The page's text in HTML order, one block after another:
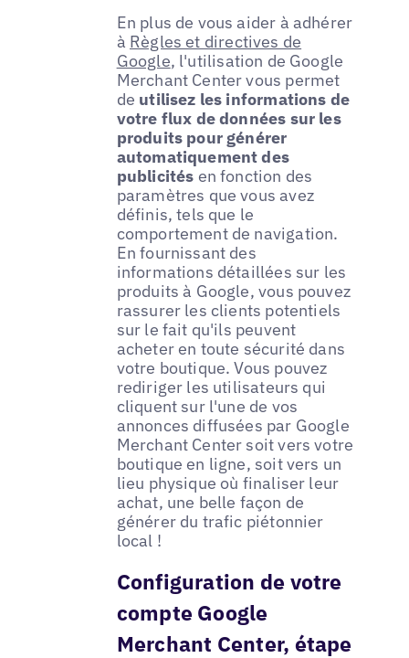
En plus de vous aider à adhérer
à Règles et directives de
Google, l'utilisation de Google
Merchant Center vous permet
de utilisez les informations de
votre flux de données sur les
produits pour générer
automatiquement des
publicités en fonction des
paramètres que vous avez
définis, tels que le
comportement de navigation.
En fournissant des
informations détaillées sur les
produits à Google, vous pouvez
rassurer les clients potentiels
sur le fait qu'ils peuvent
acheter en toute sécurité dans
votre boutique. Vous pouvez
rediriger les utilisateurs qui
cliquent sur l'une de vos
annonces diffusées par Google
Merchant Center soit vers votre
boutique en ligne, soit vers un
lieu physique où finaliser leur
achat, une belle façon de
générer du trafic piétonnier
local !
Configuration de votre
compte Google
Merchant Center, étape